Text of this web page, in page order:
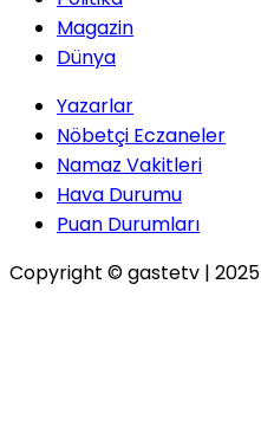
Magazin
Dünya
Yazarlar
Nöbetçi Eczaneler
Namaz Vakitleri
Hava Durumu
Puan Durumları
Copyright © gastetv | 2025